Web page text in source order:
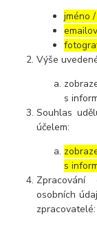
jméno
Výše
s
Souhlas
účelem:
s
osobních
zpracovatelé: